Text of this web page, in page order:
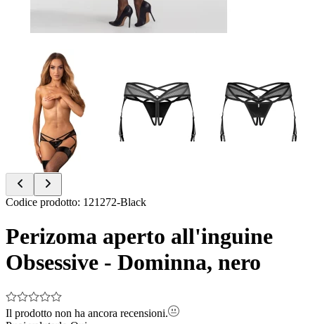
Item
of
Codice prodotto: 121272-Black
Perizoma aperto all'inguine
Obsessive - Dominna, nero
Il prodotto non ha ancora recensioni.